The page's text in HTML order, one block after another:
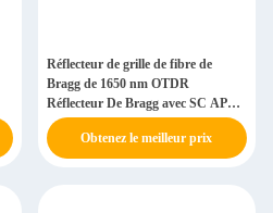
Réflecteur de grille de fibre de
Bragg de 1650 nm OTDR
Réflecteur De Bragg avec SC APC
Fornetwork
Obtenez le meilleur prix